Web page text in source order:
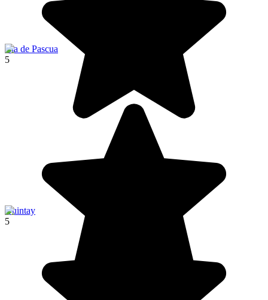
Isla de Pascua
5
Quintay
5